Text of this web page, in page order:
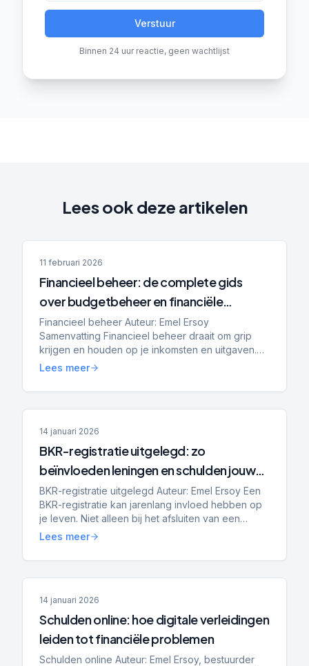
Verstuur
Binnen 24 uur reactie, geen wachtlijst
Lees ook deze artikelen
11 februari 2026
Financieel beheer: de complete gids
over budgetbeheer en financiële
planning
Financieel beheer Auteur: Emel Ersoy
Samenvatting Financieel beheer draait om grip
krijgen en houden op je inkomsten en uitgaven.
Budgetbeheer helpt bij stabilisatie, het voorkomen
Lees meer
14 januari 2026
BKR-registratie uitgelegd: zo
beïnvloeden leningen en schulden jouw
hypotheek, toekomst en financiële
kansen
BKR-registratie uitgelegd Auteur: Emel Ersoy Een
BKR-registratie kan jarenlang invloed hebben op
je leven. Niet alleen bij het afsluiten van een
lening, maar ook bij het huren van een woning,
Lees meer
14 januari 2026
Schulden online: hoe digitale verleidingen
leiden tot financiële problemen
Schulden online Auteur: Emel Ersoy, bestuurder